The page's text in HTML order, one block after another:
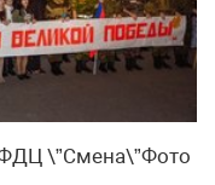
\”Смена\”Фото